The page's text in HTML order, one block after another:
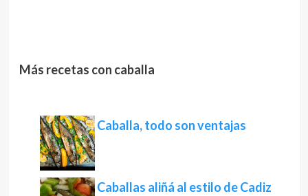
Más recetas con caballa
Caballa, todo son ventajas
Caballas aliñá al estilo de Cadiz